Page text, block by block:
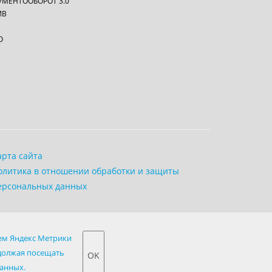
сайта
в отношении обработки и защиты
данных
направлена по запросу заказчика в форме
вы не хотите, чтобы ваши данные собирались,
Яндекс Метрики
посещать
OK